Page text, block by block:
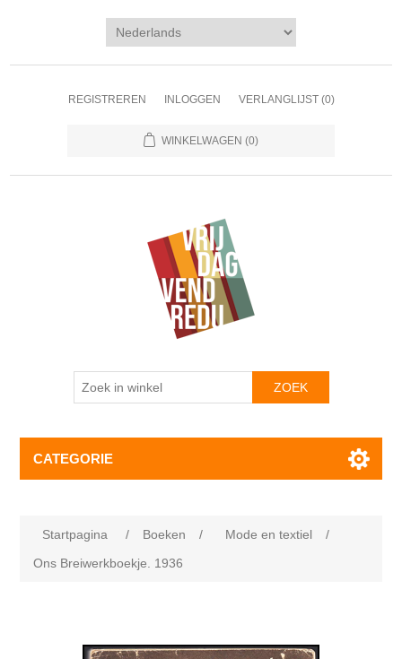
REGISTREREN INLOGGEN VERLANGLIJST (0)
WINKELWAGEN (0)
CATEGORIE
Startpagina / Boeken / Mode en textiel
/
Ons Breiwerkboekje. 1936